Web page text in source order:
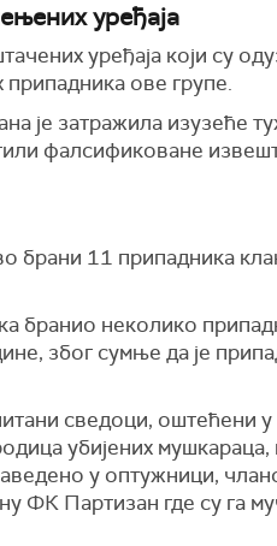
уређаја
уређаја који су
ове групе.
је затражила изузеће
фалсификоване
брани 11 припадника
бранио неколико
због сумње да је
сведоци, оштећени
убијених мушкараца,
у оптужници,
ФК Партизан где су га